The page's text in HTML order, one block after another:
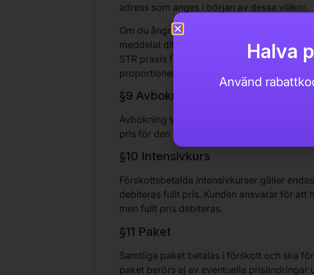
adress som anges i början av dessa villkor.
Om du ångrar ditt köp ska varan/varorna
meddelat ditt beslut att utnyttja
STR praxis för ersättning och
proportionell ersättning för den del av
§9 Avbokningsregler
Avbokning ska ske senast 24 timmar före
pris för den avbokade tjänsten. Dessa
§10 Intensivkurs
Förskottsbetalda intensivkurser gäller
debiteras fullt pris. Kunden ansvarar för
men fullt pris debiteras.
§11 Paket
Samtliga paket betalas i förskott och ska
paket berörs ej av eventuella prisändringar
Halva
Använd